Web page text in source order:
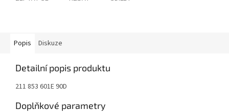
Popis Diskuze
Detailní popis produktu
211 853 601E 90D
Doplňkové parametry